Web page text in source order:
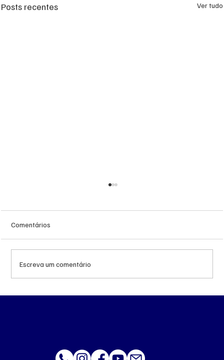
Posts recentes Ver tudo
Comentários
Escreva um comentário